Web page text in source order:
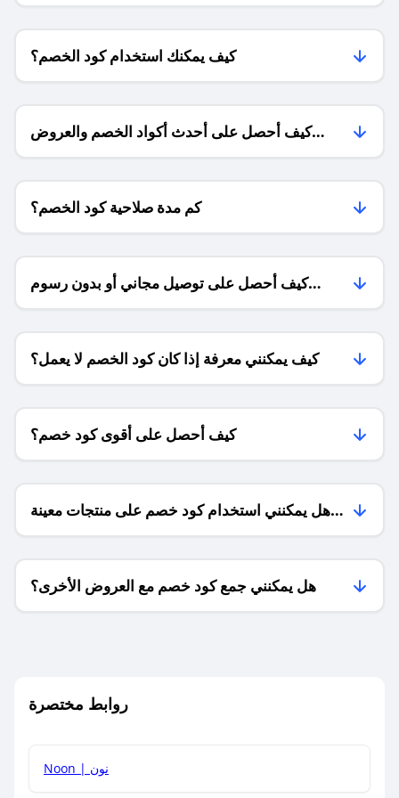
كيف يمكنك استخدام كود الخصم؟
كيف أحصل على أحدث أكواد الخصم والعروض
للمتاجر؟
كم مدة صلاحية كود الخصم؟
كيف أحصل على توصيل مجاني أو بدون رسوم
الشحن ؟
كيف يمكنني معرفة إذا كان كود الخصم لا يعمل؟
كيف أحصل على أقوى كود خصم؟
هل يمكنني استخدام كود خصم على منتجات معينة
فقط؟
هل يمكنني جمع كود خصم مع العروض الأخرى؟
روابط مختصرة
Noon | نون